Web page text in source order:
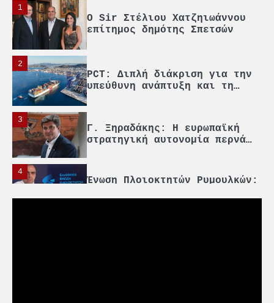
1
O Sir Στέλιου Χατζηιωάννου
επίτημος δημότης Σπετσών
2
PCT: Διπλή διάκριση για την
υπεύθυνη ανάπτυξη και τη
3
Γ. Ξηραδάκης: Η ευρωπαϊκή
στρατηγική αυτονομία περνά
4
Ένωση Πλοιοκτητών Ρυμουλκών: